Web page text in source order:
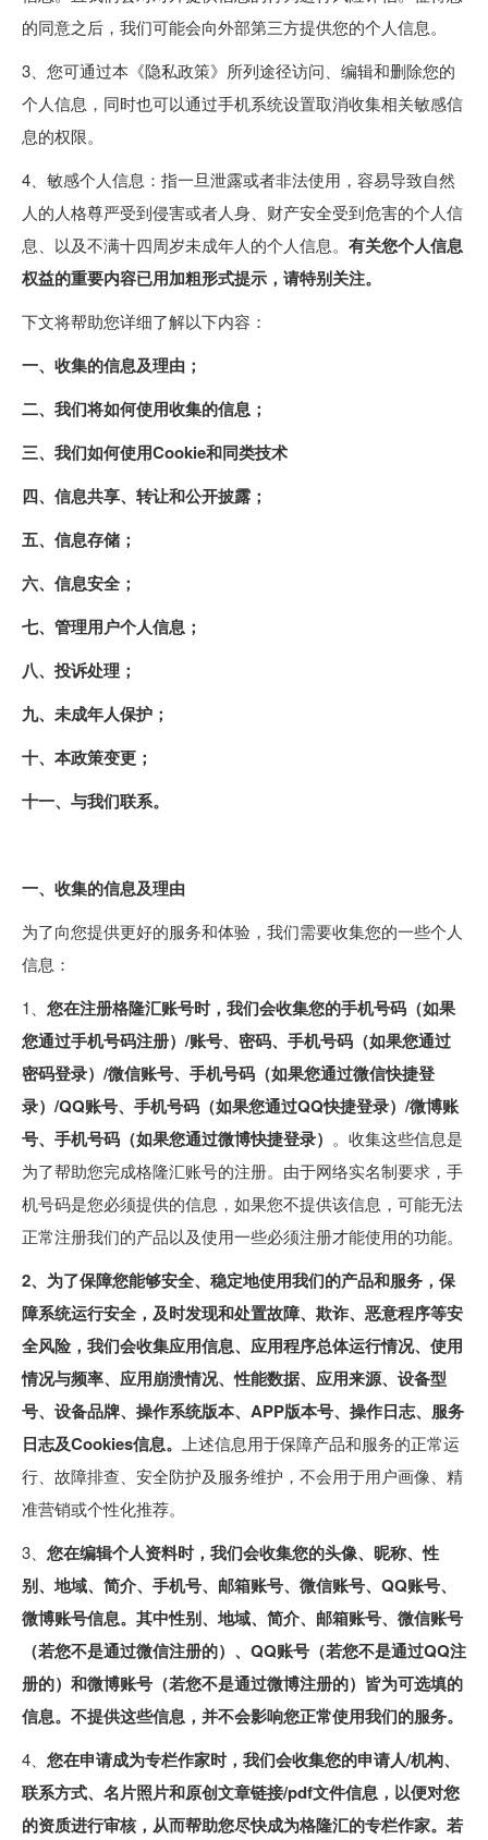
的同意之后，我们可能会向外部第三方提供您的个人信息。
3、您可通过本《隐私政策》所列途径访问、编辑和删除您的
个人信息，同时也可以通过手机系统设置取消收集相关敏感信
息的权限。
4、敏感个人信息：指一旦泄露或者非法使用，容易导致自然
人的人格尊严受到侵害或者人身、财产安全受到危害的个人信
息、以及不满十四周岁未成年人的个人信息。 有关您个人信息
权益的重要内容已用加粗形式提示，请特别关注。
下文将帮助您详细了解以下内容：
一、收集的信息及理由；
二、我们将如何使用收集的信息；
三、我们如何使用Cookie和同类技术
四、信息共享、转让和公开披露；
五、信息存储；
六、信息安全；
七、管理用户个人信息；
八、投诉处理；
九、未成年人保护；
十、本政策变更；
十一、与我们联系。
一、收集的信息及理由
为了向您提供更好的服务和体验，我们需要收集您的一些个人
信息：
1、 您在注册格隆汇账号时，我们会收集您的手机号码（如果
您通过手机号码注册）/账号、密码、手机号码（如果您通过
密码登录）/微信账号、手机号码（如果您通过微信快捷登
录）/QQ账号、手机号码（如果您通过QQ快捷登录）/微博账
号、手机号码（如果您通过微博快捷登录） 。收集这些信息是
为了帮助您完成格隆汇账号的注册。由于网络实名制要求，手
机号码是您必须提供的信息，如果您不提供该信息，可能无法
正常注册我们的产品以及使用一些必须注册才能使用的功能。
2、为了保障您能够安全、稳定地使用我们的产品和服务，保
障系统运行安全，及时发现和处置故障、欺诈、恶意程序等安
全风险，我们会收集应用信息、应用程序总体运行情况、使用
情况与频率、应用崩溃情况、性能数据、应用来源、设备型
号、设备品牌、操作系统版本、APP版本号、操作日志、服务
日志及Cookies信息。
上述信息用于保障产品和服务的正常运
行、故障排查、安全防护及服务维护，不会用于用户画像、精
准营销或个性化推荐。
3、 您在编辑个人资料时，我们会收集您的头像、昵称、性
别、地域、简介、手机号、邮箱账号、微信账号、QQ账号、
微博账号信息。其中性别、地域、简介、邮箱账号、微信账号
（若您不是通过微信注册的）、QQ账号（若您不是通过QQ注
册的）和微博账号（若您不是通过微博注册的）皆为可选填的
信息。不提供这些信息，并不会影响您正常使用我们的服务。
4、 您在申请成为专栏作家时，我们会收集您的申请人/机构、
联系方式、名片照片和原创文章链接/pdf文件信息，以便对您
的资质进行审核，从而帮助您尽快成为格隆汇的专栏作家。若